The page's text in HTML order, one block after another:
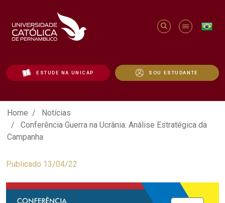
ESTUDE NA UNICAP SOU ESTUDANTE
Conferência Guerra na Ucrânia: Análise
Home
Notícias
Conferência Guerra na Ucrânia: Análise Estratégica da
Campanha
Publicado 13/04/22